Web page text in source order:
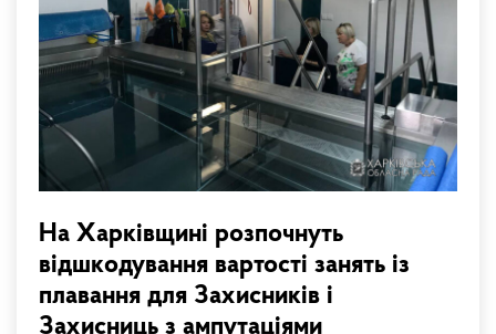
На Харківщині розпочнуть
відшкодування вартості занять із
плавання для Захисників і
Захисниць з ампутаціями